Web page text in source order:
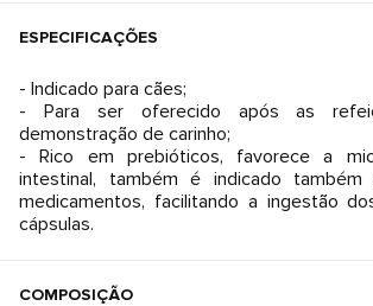
ESPECIFICAÇÕES
- Indicado para cães;
- Para ser oferecido após as
demonstração de carinho;
- Rico em prebióticos, favorece a
intestinal, também é indicado também
medicamentos, facilitando a ingestão
cápsulas.
COMPOSIÇÃO